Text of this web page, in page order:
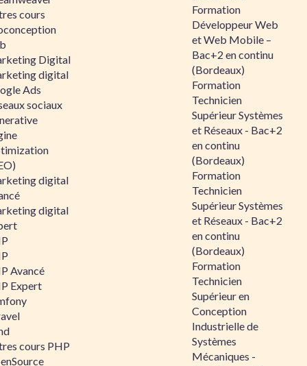
cours
Digital
digital
Ads
sociaux
digital
digital
Avancé
Expert
cours PHP
Formation
Développeur Web
et Web Mobile –
Bac+2 en continu
(Bordeaux)
Formation
Technicien
Supérieur Systèmes
et Réseaux - Bac+2
en continu
(Bordeaux)
Formation
Technicien
Supérieur Systèmes
et Réseaux - Bac+2
en continu
(Bordeaux)
Formation
Technicien
Supérieur en
Conception
Industrielle de
Systèmes
Mécaniques -